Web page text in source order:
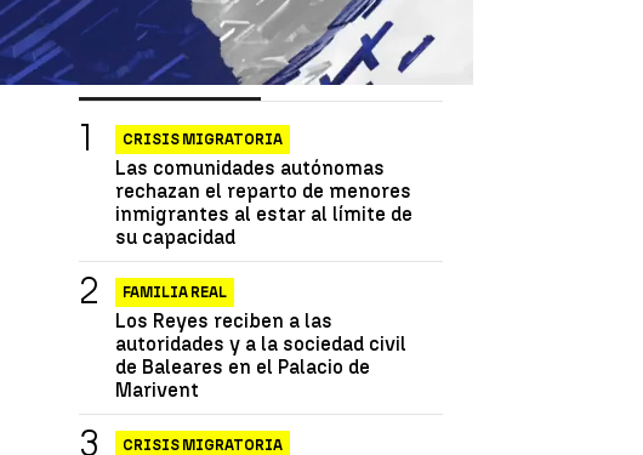
Las más vistas Lo último
CRISIS MIGRATORIA
Las comunidades autónomas
rechazan el reparto de menores
inmigrantes al estar al límite de
su capacidad
FAMILIA REAL
Los Reyes reciben a las
autoridades y a la sociedad civil
de Baleares en el Palacio de
Marivent
CRISIS MIGRATORIA